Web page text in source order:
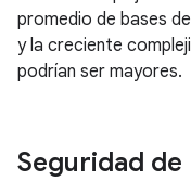
promedio de bases
y la creciente
podrían ser mayores.
Seguridad